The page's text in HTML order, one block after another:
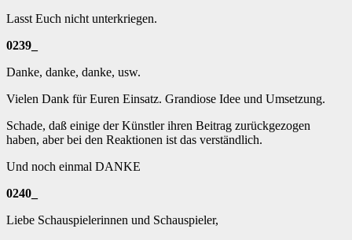
Lasst Euch nicht unterkriegen.
0239_
Danke, danke, danke, usw.
Vielen Dank für Euren Einsatz. Grandiose Idee und Umsetzung.
Schade, daß einige der Künstler ihren Beitrag zurückgezogen
haben, aber bei den Reaktionen ist das verständlich.
Und noch einmal DANKE
0240_
Liebe Schauspielerinnen und Schauspieler,